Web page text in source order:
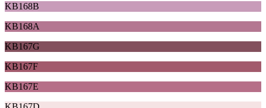
KB168B
KB168A
KB167G
KB167F
KB167E